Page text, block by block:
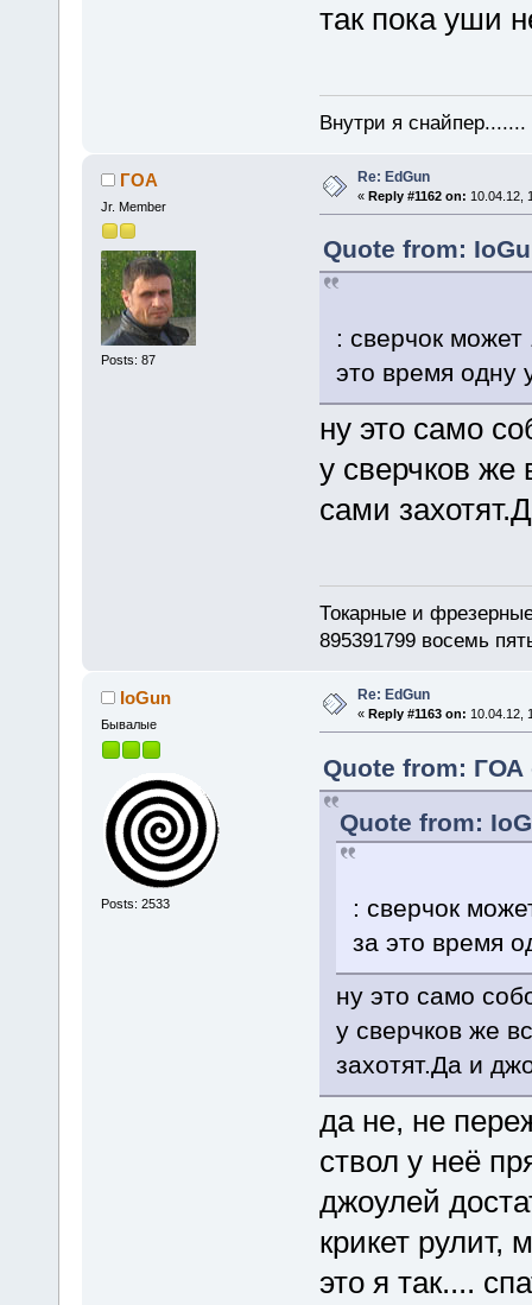
так пока уши
Внутри я
ГОА
Jr. Member
Posts: 87
Re: EdGun
« Reply #1162 on: 10.04.12,
Quote from:
: сверчок
это время одну
ну это само
у сверчков же
сами
Токарные и
895391799 восемь
IoGun
Бывалые
Posts: 2533
Re: EdGun
« Reply #1163 on: 10.04.12,
Quote from: ГОА
Quote from:
: сверчок
за это время
ну это само
у сверчков же
захотят.Да и
да не, не
ствол у неё
джоулей
крикет рулит,
это я так....